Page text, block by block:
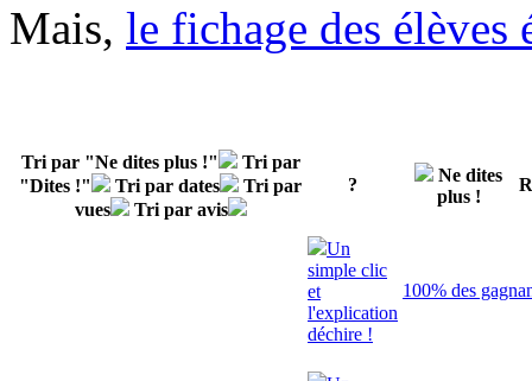
Mais, le fichage des élèves
Tri par "Ne dites plus !"
Tri par
"Dites !"
Tri par dates
Tri par
vues
Tri par avis
?
Ne dites
plus !
Un
simple clic
et
l'explication
déchire !
100% des